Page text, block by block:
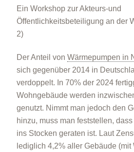
Ein Workshop zur Akteurs-und
Öffentlichkeitsbeteiligung an der
2)
Der Anteil von Wärmepumpen in
sich gegenüber 2014 in
verdoppelt. In 70% der 2024
Wohngebäude werden
genutzt. Nimmt man jedoch den
hinzu, muss man feststellen,
ins Stocken geraten ist. Laut
lediglich 4,2% aller Gebäude (mit